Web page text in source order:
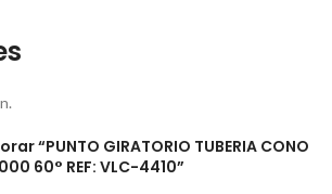
“PUNTO GIRATORIO TUBERIA CONO
60° REF: VLC-4410”